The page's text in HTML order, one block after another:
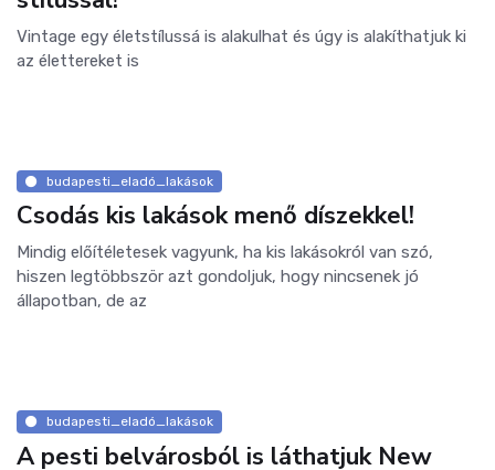
Vintage egy életstílussá is alakulhat és úgy is alakíthatjuk ki
az élettereket is
budapesti_eladó_lakások
Csodás kis lakások menő díszekkel!
Mindig előítéletesek vagyunk, ha kis lakásokról van szó,
hiszen legtöbbször azt gondoljuk, hogy nincsenek jó
állapotban, de az
budapesti_eladó_lakások
A pesti belvárosból is láthatjuk New